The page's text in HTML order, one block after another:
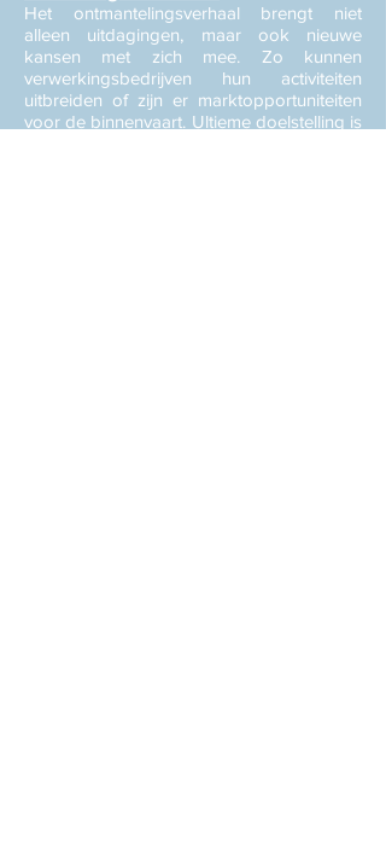
Het ontmantelingsverhaal brengt niet
alleen uitdagingen, maar ook nieuwe
kansen met zich mee. Zo kunnen
verwerkingsbedrijven hun activiteiten
uitbreiden of zijn er marktopportuniteiten
voor de binnenvaart. Ultieme doelstelling is